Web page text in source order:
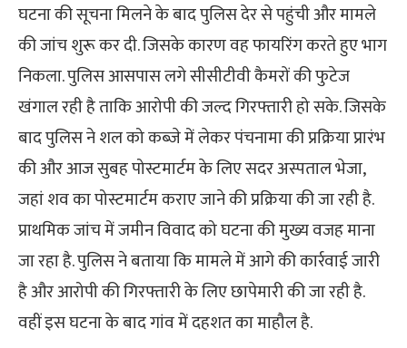
घटना की सूचना मिलने के बाद पुलिस देर से पहुंची और मामले
की जांच शुरू कर दी. जिसके कारण वह फायरिंग करते हुए भाग
निकला. पुलिस आसपास लगे सीसीटीवी कैमरों की फुटेज
खंगाल रही है ताकि आरोपी की जल्द गिरफ्तारी हो सके. जिसके
बाद पुलिस ने शल को कब्जे में लेकर पंचनामा की प्रक्रिया प्रारंभ
की और आज सुबह पोस्टमार्टम के लिए सदर अस्पताल भेजा,
जहां शव का पोस्टमार्टम कराए जाने की प्रक्रिया की जा रही है.
प्राथमिक जांच में जमीन विवाद को घटना की मुख्य वजह माना
जा रहा है. पुलिस ने बताया कि मामले में आगे की कार्रवाई जारी
है और आरोपी की गिरफ्तारी के लिए छापेमारी की जा रही है.
वहीं इस घटना के बाद गांव में दहशत का माहौल है.